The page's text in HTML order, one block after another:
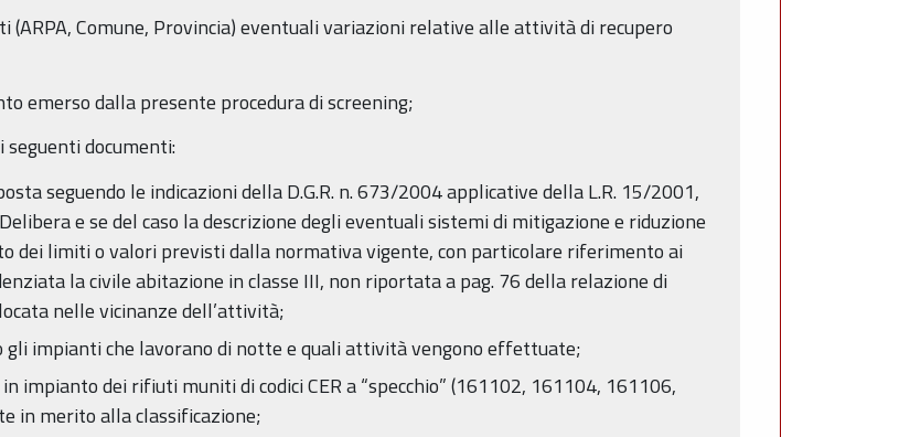
Comune, Provincia) eventuali variazioni relative alle attività di recupero
emerso dalla presente procedura di screening;
seguenti documenti:
seguendo le indicazioni della D.G.R. n. 673/2004 applicative della L.R. 15/2001,
e se del caso la descrizione degli eventuali sistemi di mitigazione e riduzione
dei limiti o valori previsti dalla normativa vigente, con particolare riferimento ai
la civile abitazione in classe III, non riportata a pag. 76 della relazione di
nelle vicinanze dell’attività;
gli impianti che lavorano di notte e quali attività vengono effettuate;
impianto dei rifiuti muniti di codici CER a “specchio” (161102, 161104, 161106,
in merito alla classificazione;